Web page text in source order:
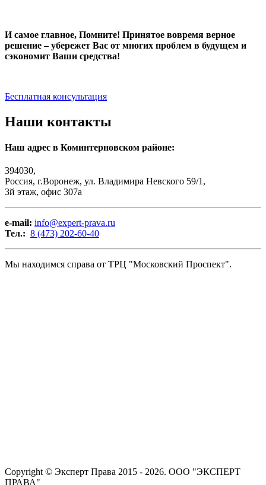
И самое главное, Помните! Принятое вовремя верное
решение – убережет Вас от многих проблем в будущем и
сэкономит Ваши средства!
Бесплатная консультация
Наши контакты
Наш адрес в Коминтерновском районе:
394030,
Россия, г.Воронеж, ул. Владимира Невского 59/1,
3й этаж, офис 307а
e-mail: info@expert-prava.ru
Тел.: 8 (473) 202-60-40
Мы находимся справа от ТРЦ "Московский Проспект".
Copyright © Эксперт Права 2015 - 2026. ООО "ЭКСПЕРТ
ПРАВА"